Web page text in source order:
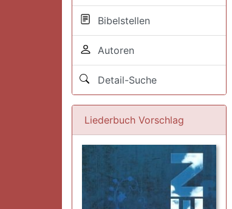
Bibelstellen
Autoren
Detail-Suche
Liederbuch Vorschlag